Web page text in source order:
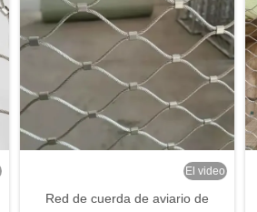
El video
Red de cuerda de aviario de